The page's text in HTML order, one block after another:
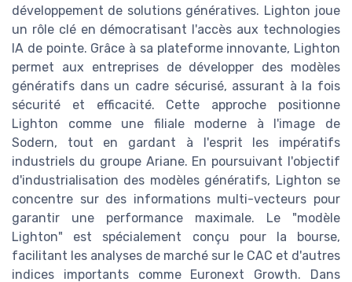
développement de solutions génératives. Lighton joue
un rôle clé en démocratisant l'accès aux technologies
IA de pointe. Grâce à sa plateforme innovante, Lighton
permet aux entreprises de développer des modèles
génératifs dans un cadre sécurisé, assurant à la fois
sécurité et efficacité. Cette approche positionne
Lighton comme une filiale moderne à l'image de
Sodern, tout en gardant à l'esprit les impératifs
industriels du groupe Ariane. En poursuivant l'objectif
d'industrialisation des modèles génératifs, Lighton se
concentre sur des informations multi-vecteurs pour
garantir une performance maximale. Le "modèle
Lighton" est spécialement conçu pour la bourse,
facilitant les analyses de marché sur le CAC et d'autres
indices importants comme Euronext Growth. Dans